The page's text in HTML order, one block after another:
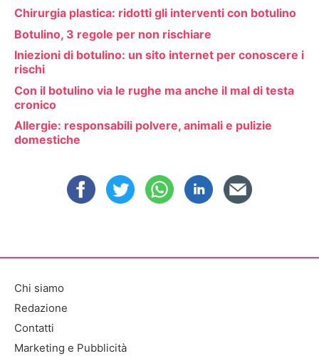
Chirurgia plastica: ridotti gli interventi con botulino
Botulino, 3 regole per non rischiare
Iniezioni di botulino: un sito internet per conoscere i
rischi
Con il botulino via le rughe ma anche il mal di testa
cronico
Allergie: responsabili polvere, animali e pulizie
domestiche
Chi siamo
Redazione
Contatti
Marketing e Pubblicità